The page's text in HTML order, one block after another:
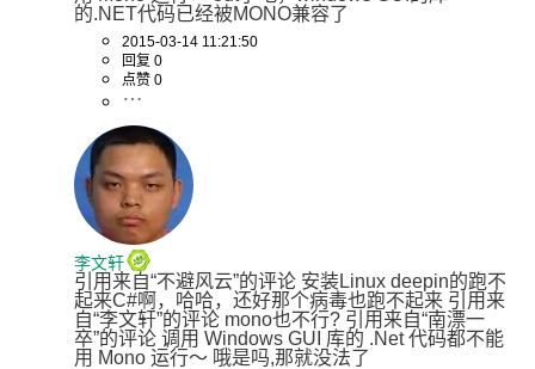
的.NET代码已经被MONO兼容了
2015-03-14 11:21:50
回复 0
点赞 0
李文轩
引用来自“不避风云”的评论 安装Linux deepin的跑不
起来C#啊，哈哈，还好那个病毒也跑不起来 引用来
自“李文轩”的评论 mono也不行? 引用来自“南漂一
卒”的评论 调用 Windows GUI 库的 .Net 代码都不能
用 Mono 运行～ 哦是吗,那就没法了